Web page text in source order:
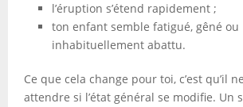
l’éruption s’étend rapidement ;
ton enfant semble fatigué, gêné ou
inhabituellement abattu.
Ce que cela change pour toi, c’est qu’il
attendre si l’état général se modifie. Un